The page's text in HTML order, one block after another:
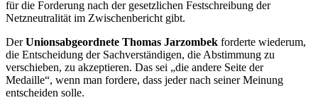
für die Forderung nach der gesetzlichen Festschreibung der
Netzneutralität im Zwischenbericht gibt.
DerUnionsabgeordnete Thomas Jarzombek forderte wiederum,
die Entscheidung der Sachverständigen, die Abstimmung zu
verschieben, zu akzeptieren. Das sei „die andere Seite der
Medaille“, wenn man fordere, dass jeder nach seiner Meinung
entscheiden solle.